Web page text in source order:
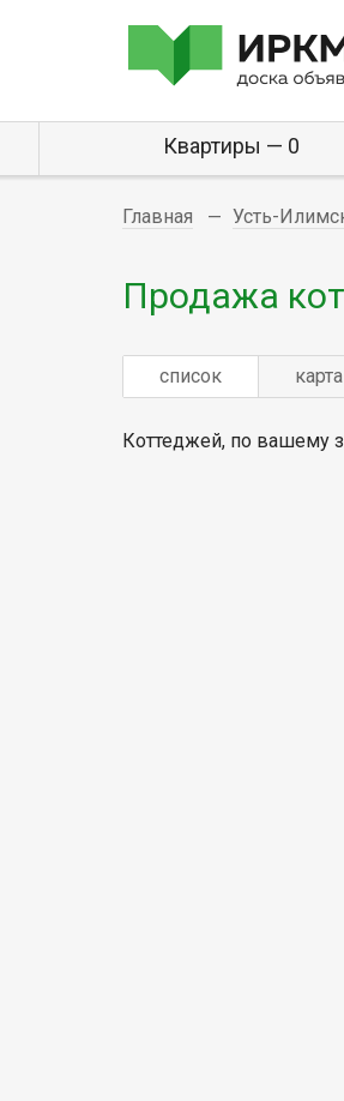
Квартиры — 0
Главная Усть-
Продажа
список карта
Коттеджей, по вашему